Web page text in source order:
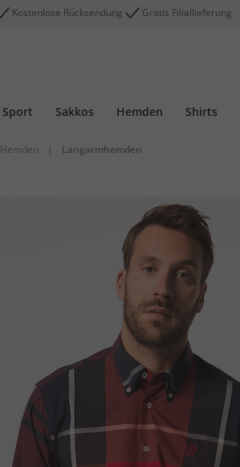
Kostenlose Rücksendung Gratis Filiallieferung
Sport Sakkos Hemden Shirts
Hemden | Langarmhemden